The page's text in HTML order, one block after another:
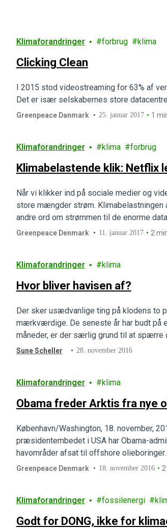
Klimaforandringer forbrug klima
Clicking Clean
I 2015 stod videostreaming for 63% af
Det er især selskabernes store
Greenpeace Danmark 25. januar 2017 1
Klimaforandringer klima forbrug
Klimabelastende klik:
Når vi klikker ind på sociale medier og
store mængder strøm. Klimabelastningen
andre ord om strømmen til de enorme
energikilder.
Greenpeace Denmark 11. januar 2017 2
Klimaforandringer klima
Hvor bliver havisen af?
Der sker usædvanlige ting på klodens to
mærkværdige. De seneste år har budt på
måneder, er der særlig grund til at spærre
Sune Scheller 28. november 2016
Klimaforandringer klima
Obama freder Arktis fra nye
København/Washington, 18. november,
præsidentembedet i USA har Obama-
havområder afsat til offshore
lukket adgangen til både USA's
Greenpeace Denmark 18. november 2016
Klimaforandringer fossilenergi
Godt for DONG, ikke for